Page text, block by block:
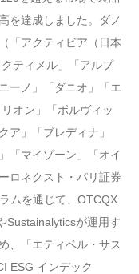
を達成しました。ダノ
「アクティビア（日本
ティメル」「アルプ
ーノ」「ダニオ」「エ
オン」「ボルヴィッ
ア」「ブレディナ」
「マイゾーン」「オイ
ロネクスト・パリ証券
ムを通じて、OTCQX
Sustainalyticsが運用す
、「エティベル・サス
ESG インデック